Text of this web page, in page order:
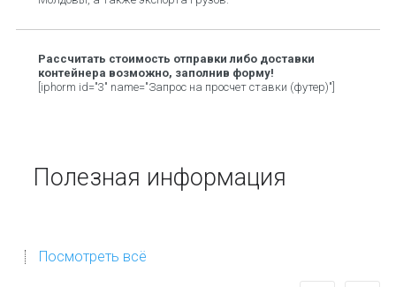
Рассчитать стоимость отправки либо доставки
контейнера возможно, заполнив форму!
[iphorm id="3" name="Запрос на просчет ставки (футер)"]
Полезная информация
Посмотреть всё